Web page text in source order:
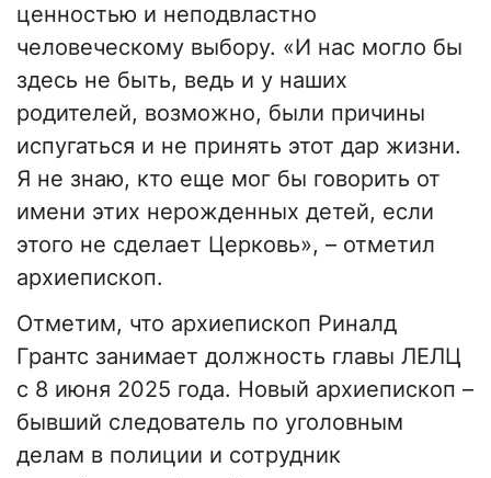
ценностью и неподвластно
человеческому выбору. «И нас могло бы
здесь не быть, ведь и у наших
родителей, возможно, были причины
испугаться и не принять этот дар жизни.
Я не знаю, кто еще мог бы говорить от
имени этих нерожденных детей, если
этого не сделает Церковь», – отметил
архиепископ.
Отметим, что архиепископ Риналд
Грантс занимает должность главы ЛЕЛЦ
с 8 июня 2025 года. Новый архиепископ –
бывший следователь по уголовным
делам в полиции и сотрудник